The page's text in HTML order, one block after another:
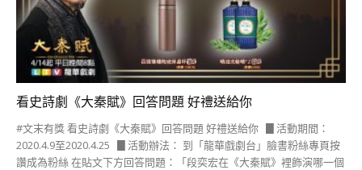
看史詩劇《大秦賦》回答問題 好禮送給你
#文末有獎 看史詩劇《大秦賦》回答問題 好禮送給你 ▊活動期間：
2020.4.9至2020.4.25 ▊活動辦法： 到「龍華戲劇台」臉書粉絲專頁按
讚成為粉絲 在貼文下方回答問題：「段奕宏在《大秦賦》裡飾演哪一個